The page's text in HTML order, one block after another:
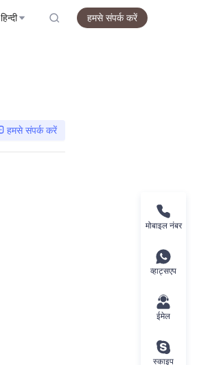
हिन्दी हमसे संपर्क करें
हमसे संपर्क करें
मोबाइल नंबर
व्हाट्सएप
ईमेल
स्काइप